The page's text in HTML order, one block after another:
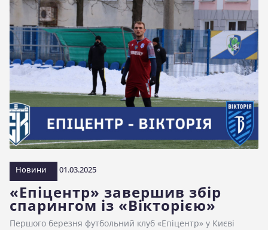
Новини 01.03.2025
«Епіцентр» завершив збір
спарингом із «Вікторією»
Першого березня футбольний клуб «Епіцентр» у Києві